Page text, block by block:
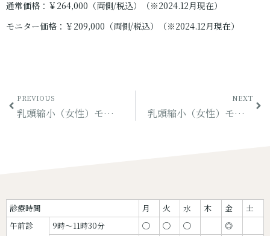
通常価格：￥264,000（両側/税込）（※2024.12月現在）
モニター価格：￥209,000（両側/税込）（※2024.12月現在）
PREVIOUS
乳頭縮小（女性）モニター（その43）
NEXT
乳頭縮小（女性）モニター（その44）
診療時間 月 火 水 木 金
土
午前診
9時〜11時30分 ◯ ◯ ◯
◎